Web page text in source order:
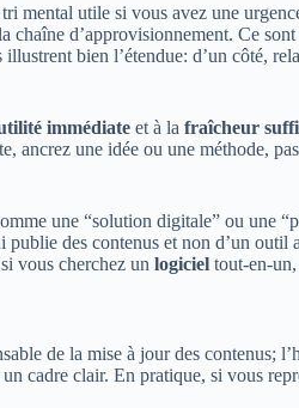
mental utile si vous avez une
chaîne d’approvisionnement. Ce
bien l’étendue: d’un côté,
immédiate et à la fraîcheur
une idée ou une méthode,
une “solution digitale” ou une
publie des contenus et non d’un outil
vous cherchez un logiciel tout-en-un,
de la mise à jour des contenus;
cadre clair. En pratique, si vous